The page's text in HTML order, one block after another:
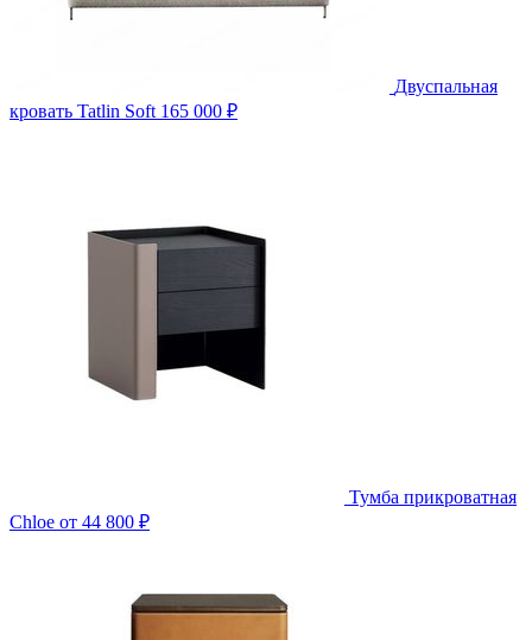
Двуспальная
кровать Tatlin Soft 165 000 ₽
Тумба прикроватная
Chloe от 44 800 ₽